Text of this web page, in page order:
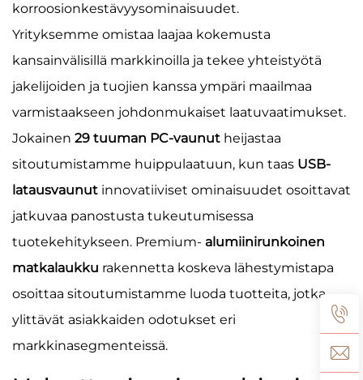
korroosionkestävyysominaisuudet.
Yrityksemme omistaa laajaa kokemusta
kansainvälisillä markkinoilla ja tekee yhteistyötä
jakelijoiden ja tuojien kanssa ympäri maailmaa
varmistaakseen johdonmukaiset laatuvaatimukset.
Jokainen 29 tuuman PC-vaunut heijastaa
sitoutumistamme huippulaatuun, kun taas USB-
latausvaunut innovatiiviset ominaisuudet osoittavat
jatkuvaa panostusta tukeutumisessa
tuotekehitykseen. Premium- alumiinirunkoinen
matkalaukku rakennetta koskeva lähestymistapa
osoittaa sitoutumistamme luoda tuotteita, jotka
ylittävät asiakkaiden odotukset eri
markkinasegmenteissä.